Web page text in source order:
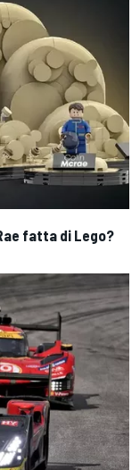
fatta di Lego?